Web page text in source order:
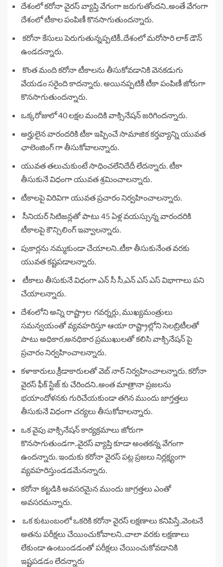
దేశంలో కరోనా వైరస్ వ్యాప్తి వేగంగా జరుగుతోందని..అంతే వేగంగా
దేశంలో టీకాల పంపిణీ కొనసాగుతుందన్నారు.
కరోనా కేసులు పెరుగుతున్నప్పటికీ..దేశంలో మరోసారి లాక్ డౌన్
ఉండదన్నారు.
కొంత మంది కరోనా టీకాలను తీసుకోవడానికి వెనకడుగు
వేయడం సరైంది కాదన్నారు. అయినప్పటికీ టీకా పంపిణీ జోరుగా
కొనసాగుతుందన్నారు.
ఒక్కరోజులో 40 లక్షల మందికి వాక్సినేషన్ జరిగిందన్నారు.
అర్హులైన వారందరికి టీకా ఇప్పించే సామాజిక కర్తవ్యాన్ని యువత
ఛాలెంజింగ్ గా తీసుకోవాలన్నారు.
యువత తలుచుకుంటే సాధించలేనిదేదీ లేదన్నారు. టీకా
తీసుకునే విధంగా యువత శ్రమించాలన్నారు.
టీకాలపై విరివిగా యువత ప్రచారం నిర్వహించాలన్నారు.
సీనియర్ సిటిజన్లతో పాటు 45 ఏళ్ల వయస్సున్న వారందరికి
టీకాలపై కౌన్సిలింగ్ ఇవ్వాలన్నారు.
పుకార్లను నమ్మకుండా చేయాలని..టీకా తీసుకునేంత వరకు
యువత కష్టపడాలన్నారు.
టీకాలు తీసుకునే విధంగా ఎన్ సీ సీ,ఎన్ ఎస్ ఎస్ విభాగాలు పని
చేయాలన్నారు.
దేశంలోని అన్ని రాష్ట్రాల గవర్నర్లు, ముఖ్యమంత్రులు
సమన్వయంతో వ్యవహరిస్తూ ఆయా రాష్ట్రాల్లోని సెలబ్రిటీలతో
పాటు అధికార,అనధికార ప్రముఖులతో కలిసి వాక్సినేషన్ పై
ప్రచారం నిర్వహించాలన్నారు.
కళాకారులు,క్రీడాకారులతో వెబ్ నార్ నిర్వహించాలన్నారు. కరోనా
వైరస్ ఫీక్ స్టేజ్ కు చేరిందని..అంత మాత్రానా ప్రజలను
భయాందోళనకు గురిచేయకుండా తగిన ముందు జాగ్తత్తలు
తీసుకునే విధంగా చర్యలు తీసుకోవాలన్నారు.
ఒక వైపు వాక్సినేషన్ కార్యక్రమాలు జోరుగా
కొనసాగుతుండగా..వైరస్ వ్యాప్తి కూడా అంతకన్న వేగంగా
ఉందన్నారు. ఇందుకు కరోనా వైరస్ పట్ల ప్రజలు నిర్లక్ష్యంగా
వ్యవహరిస్తుండడమేనన్నారు.
కరోనా కట్టడికి అవసరమైన ముందు జాగ్రత్తలు ఎంతో
అవసరమన్నారు.
ఒక కుటుంబంలో ఒకరికి కరోనా వైరస్ లక్షణాలు కనిపిస్తే..వెంటనే
అతను పరీక్షలు చేయించుకోవాలని..చాలా వరకు లక్షణాలు
లేకుండా ఉంటుండడంతో పరీక్షలు చేయించుకోవడానికి
ఇష్టపడడం లేదన్నారు